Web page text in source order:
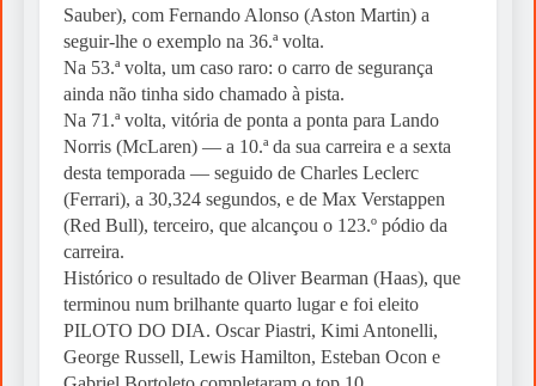
Sauber), com Fernando Alonso (Aston Martin) a
seguir-lhe o exemplo na 36.ª volta.
Na 53.ª volta, um caso raro: o carro de segurança
ainda não tinha sido chamado à pista.
Na 71.ª volta, vitória de ponta a ponta para Lando
Norris (McLaren) — a 10.ª da sua carreira e a sexta
desta temporada — seguido de Charles Leclerc
(Ferrari), a 30,324 segundos, e de Max Verstappen
(Red Bull), terceiro, que alcançou o 123.º pódio da
carreira.
Histórico o resultado de Oliver Bearman (Haas), que
terminou num brilhante quarto lugar e foi eleito
PILOTO DO DIA. Oscar Piastri, Kimi Antonelli,
George Russell, Lewis Hamilton, Esteban Ocon e